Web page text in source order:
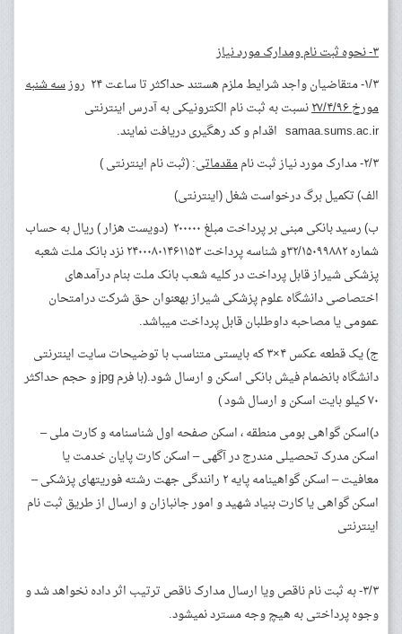
۳- نحوه ثبت نام ومدارک مورد نیاز
۱/۳- متقاضیان واجد شرایط ملزم هستند حداکثر تا ساعت ۲۴ روز
سه شنبه
مورخ ۲۷/۴/۹۶
نسبت به ثبت نام الکترونیکی به آدرس اینترنتی
samaa.sums.ac.ir اقدام و کد رهگیری دریافت نمایند.
۲/۳- مدارک مورد نیاز ثبت نام
مقدماتی: (ثبت نام اینترنتی )
الف) تکمیل برگ درخواست شغل (اینترنتی)
ب) رسید بانکی مبنی بر پرداخت مبلغ ۲۰۰۰۰۰ (دویست هزار ) ریال به حساب
شماره ۳۲/۱۵۰۹۹۸۸۲و شناسه پرداخت ۲۴۰۰۰۸۰۱۴۶۱۱۵۳ نزد بانک ملت شعبه
پزشکی شیراز قابل پرداخت در کلیه شعب بانک ملت بنام درآمدهای
اختصاصی دانشگاه علوم پزشکی شیراز به­عنوان حق شرکت درامتحان
عمومی یا مصاحبه داوطلبان قابل پرداخت می­باشد.
ج) یک قطعه عکس ۴×۳ که بایستی متناسب با توضیحات سایت اینترنتی
دانشگاه بانضمام فیش بانکی اسکن و ارسال شود.(با فرم jpg و حجم حداکثر
۷۰ کیلو بایت اسکن و ارسال شود )
د)اسکن گواهی بومی منطقه ، اسکن صفحه اول شناسنامه و کارت ملی –
اسکن مدرک تحصیلی مندرج در آگهی – اسکن کارت پایان خدمت یا
معافیت – اسکن گواهینامه پایه ۲ رانندگی جهت رشته فوریتهای پزشکی –
اسکن گواهی یا کارت بنیاد شهید و امور جانبازان و ارسال از طریق ثبت نام
اینترنتی
۳/۳- به ثبت نام ناقص ویا ارسال مدارک ناقص ترتیب اثر داده نخواهد شد و
وجوه پرداختی به هیچ وجه مسترد نمی­شود.